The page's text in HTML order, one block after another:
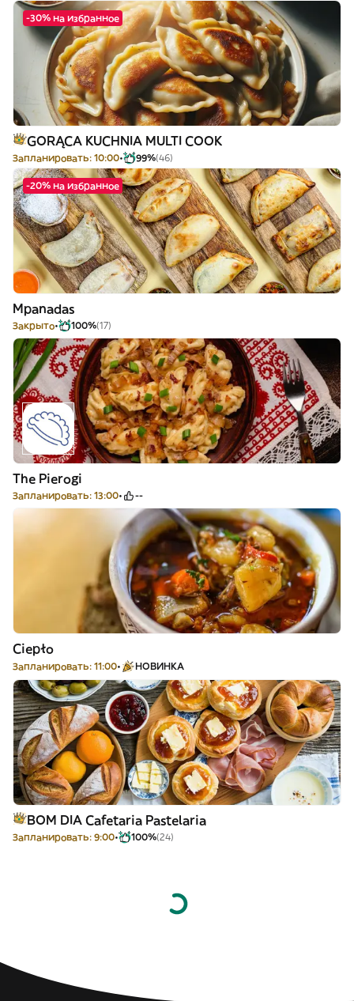
-30% на избранное
GORĄCA KUCHNIA MULTI COOK
Запланировать: 10:00 99%(46)
-20% на избранное
Mpanadas
Закрыто 100%(17)
The Pierogi
Запланировать: 13:00 --
Ciepło
Запланировать: 11:00 НОВИНКА
BOM DIA Cafetaria Pastelaria
Запланировать: 9:00 100%(24)